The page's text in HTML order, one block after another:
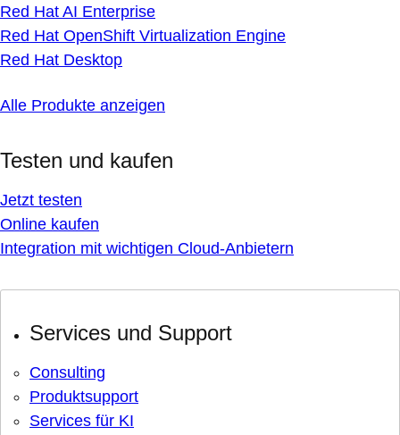
Red Hat AI Enterprise
Red Hat OpenShift Virtualization Engine
Red Hat Desktop
Alle Produkte anzeigen
Testen und kaufen
Jetzt testen
Online kaufen
Integration mit wichtigen Cloud-Anbietern
Services und Support
Consulting
Produktsupport
Services für KI